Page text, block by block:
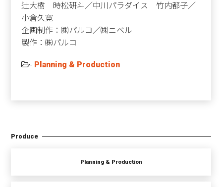
辻大樹 時松研斗／中川パラダイス 竹内都子／
小倉久寛
企画制作：㈱パルコ／㈱ニベル
製作：㈱パルコ
- Planning & Production
Produce
Planning & Production